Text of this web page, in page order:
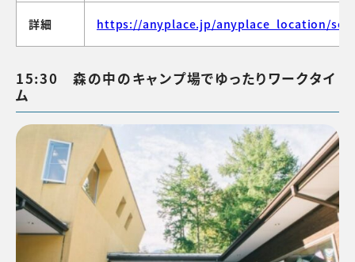
詳細 https://anyplace.jp/anyplace_location/
15:30 森の中のキャンプ場でゆったりワークタイ
ム